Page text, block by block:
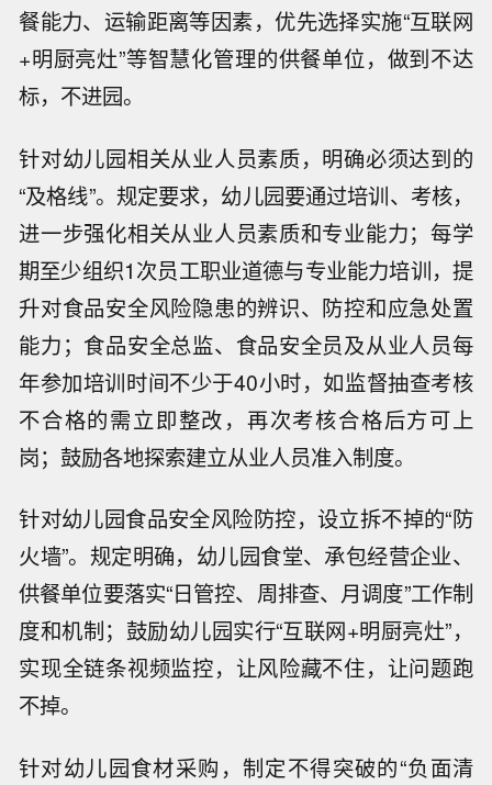
餐能力、运输距离等因素，优先选择实施“互联网
+明厨亮灶”等智慧化管理的供餐单位，做到不达
标，不进园。
针对幼儿园相关从业人员素质，明确必须达到的
“及格线”。规定要求，幼儿园要通过培训、考核，
进一步强化相关从业人员素质和专业能力；每学
期至少组织1次员工职业道德与专业能力培训，提
升对食品安全风险隐患的辨识、防控和应急处置
能力；食品安全总监、食品安全员及从业人员每
年参加培训时间不少于40小时，如监督抽查考核
不合格的需立即整改，再次考核合格后方可上
岗；鼓励各地探索建立从业人员准入制度。
针对幼儿园食品安全风险防控，设立拆不掉的“防
火墙”。规定明确，幼儿园食堂、承包经营企业、
供餐单位要落实“日管控、周排查、月调度”工作制
度和机制；鼓励幼儿园实行“互联网+明厨亮灶”，
实现全链条视频监控，让风险藏不住，让问题跑
不掉。
针对幼儿园食材采购，制定不得突破的“负面清